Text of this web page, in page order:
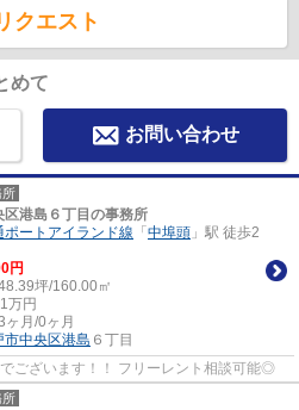
クエスト
めて
お問い合わせ
所
区港島６丁目の事務所
ポートアイランド線 「 中埠頭 」駅 徒歩2
円
坪/160.00㎡
万円
ヶ月/0ヶ月
市中央区港島 ６丁目
ございます！！ フリーレント相談可能◎
所